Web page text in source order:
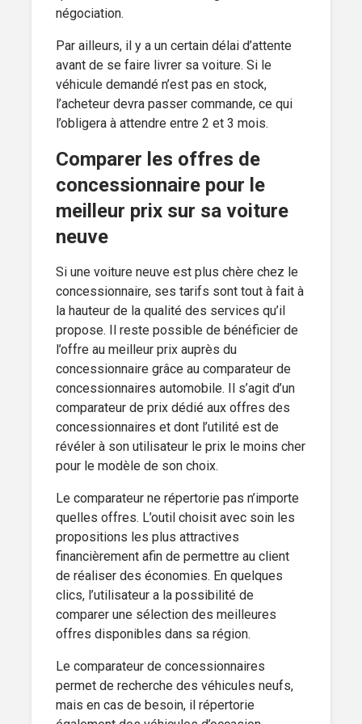
négociation.
Par ailleurs, il y a un certain délai d’attente
avant de se faire livrer sa voiture. Si le
véhicule demandé n’est pas en stock,
l’acheteur devra passer commande, ce qui
l’obligera à attendre entre 2 et 3 mois.
Comparer les offres de
concessionnaire pour le
meilleur prix sur sa voiture
neuve
Si une voiture neuve est plus chère chez le
concessionnaire, ses tarifs sont tout à fait à
la hauteur de la qualité des services qu’il
propose. Il reste possible de bénéficier de
l’offre au meilleur prix auprès du
concessionnaire grâce au comparateur de
concessionnaires automobile. Il s’agit d’un
comparateur de prix dédié aux offres des
concessionnaires et dont l’utilité est de
révéler à son utilisateur le prix le moins cher
pour le modèle de son choix.
Le comparateur ne répertorie pas n’importe
quelles offres. L’outil choisit avec soin les
propositions les plus attractives
financièrement afin de permettre au client
de réaliser des économies. En quelques
clics, l’utilisateur a la possibilité de
comparer une sélection des meilleures
offres disponibles dans sa région.
Le comparateur de concessionnaires
permet de recherche des véhicules neufs,
mais en cas de besoin, il répertorie